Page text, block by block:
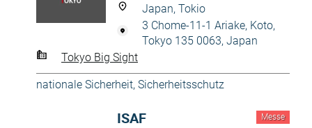
Japan, Tokio
3 Chome-11-1 Ariake, Koto,
Tokyo 135 0063, Japan
Tokyo Big Sight
nationale Sicherheit, Sicherheitsschutz
Messe
ISAF